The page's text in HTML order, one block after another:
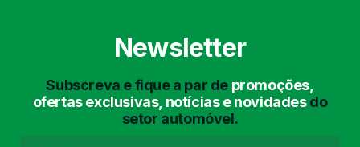
Newsletter
Subscreva e fique a par de promoções,
ofertas exclusivas, notícias e novidadesdo
setor automóvel.
Lavagem de Chassis Matrículas